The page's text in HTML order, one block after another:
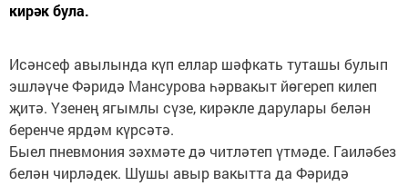
кирәк була.
Исәнсеф авылында күп еллар шәфкать туташы булып
эшләүче Фәридә Мансурова һәрвакыт йөгереп килеп
җитә. Үзенең ягымлы сүзе, кирәкле дарулары белән
беренче ярдәм күрсәтә.
Быел пневмония зәхмәте дә читләтеп үтмәде. Гаиләбез
белән чирләдек. Шушы авыр вакытта да Фәридә